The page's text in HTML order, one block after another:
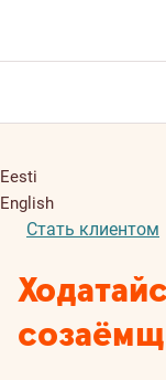
Eesti
English
Стать клиентом